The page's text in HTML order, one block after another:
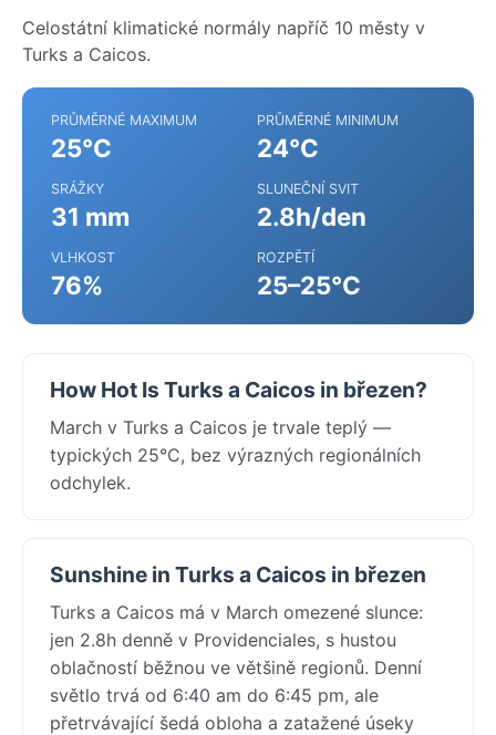
Celostátní klimatické normály napříč 10 městy v
Turks a Caicos.
PRŮMĚRNÉ MAXIMUM
25°C
PRŮMĚRNÉ MINIMUM
24°C
SRÁŽKY
31 mm
SLUNEČNÍ SVIT
2.8h/den
VLHKOST
76%
ROZPĚTÍ
25–25°C
How Hot Is Turks a Caicos in březen?
March v Turks a Caicos je trvale teplý —
typických 25°C, bez výrazných regionálních
odchylek.
Sunshine in Turks a Caicos in březen
Turks a Caicos má v March omezené slunce:
jen 2.8h denně v Providenciales, s hustou
oblačností běžnou ve většině regionů. Denní
světlo trvá od 6:40 am do 6:45 pm, ale
přetrvávající šedá obloha a zatažené úseky